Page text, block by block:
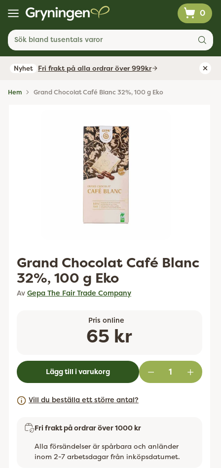
0
Sök bland tusentals varor
Nyhet Fri frakt på alla ordrar över 999kr
Hem Grand Chocolat Café Blanc 32%, 100 g Eko
Grand Chocolat Café Blanc
32%, 100 g Eko
Av Gepa The Fair Trade Company
Pris online
Ordinarie
pris
65 kr
Lägg till i varukorg
Vill du beställa ett större antal?
Fri frakt på ordrar över 1000 kr
Alla försändelser är spårbara och anländer
inom 2-7 arbetsdagar från inköpsdatumet.